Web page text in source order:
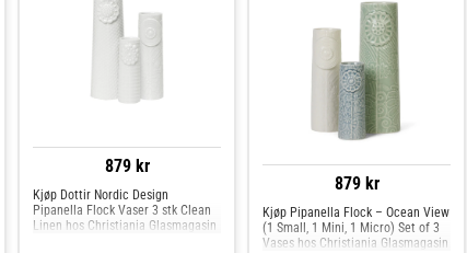
879 kr
Kjøp Dottir Nordic Design
Pipanella Flock Vaser 3 stk Clean
Linen hos Christiania Glasmagasin
879 kr
Kjøp Pipanella Flock – Ocean View
(1 Small, 1 Mini, 1 Micro) Set of 3
Vases hos Christiania Glasmagasin